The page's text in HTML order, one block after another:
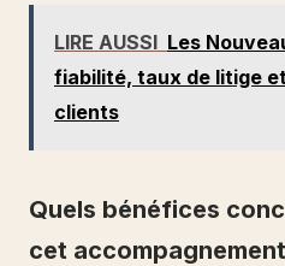
LIRE AUSSI Les
fiabilité, taux de litige
clients
Quels bénéfices
cet